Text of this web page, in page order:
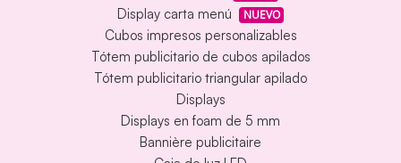
Display carta menú NUEVO
Cubos impresos personalizables
Tótem publicitario de cubos apilados
Tótem publicitario triangular apilado
Displays
Displays en foam de 5 mm
Bannière publicitaire